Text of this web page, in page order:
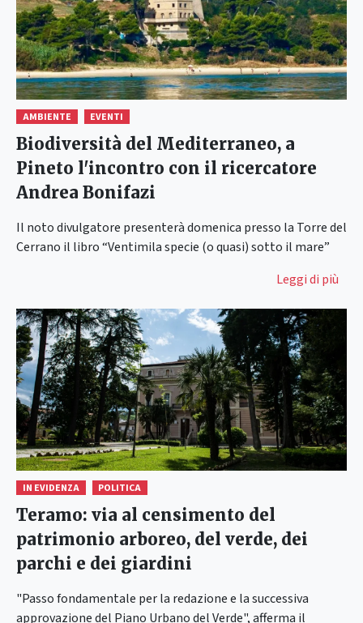
AMBIENTE EVENTI
Biodiversità del Mediterraneo, a
Pineto l'incontro con il ricercatore
Andrea Bonifazi
Il noto divulgatore presenterà domenica presso la Torre del
Cerrano il libro “Ventimila specie (o quasi) sotto il mare”
Leggi di più
IN EVIDENZA POLITICA
Teramo: via al censimento del
patrimonio arboreo, del verde, dei
parchi e dei giardini
"Passo fondamentale per la redazione e la successiva
approvazione del Piano Urbano del Verde", afferma il